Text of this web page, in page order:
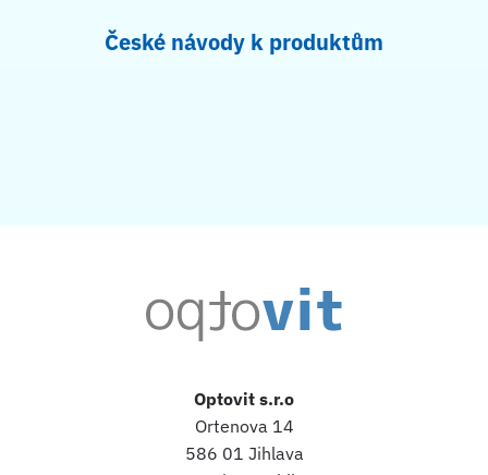
České návody k produktům
Optovit s.r.o
Ortenova 14
586 01 Jihlava